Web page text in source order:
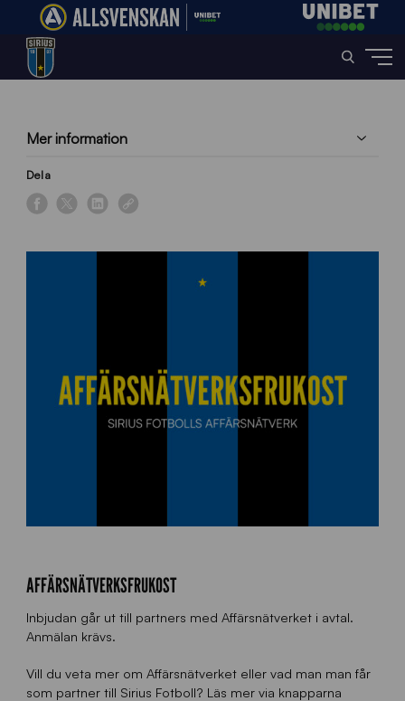
Home»
Mer information
Dela
AFFÄRSNÄTVERKSFRUKOST
Inbjudan går ut till partners med Affärsnätverket i avtal.
Anmälan krävs.
Vill du veta mer om Affärsnätverket eller vad man man får
som partner till Sirius Fotboll? Läs mer via knapparna